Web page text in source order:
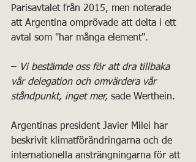
Parisavtalet från 2015, men noterade
att Argentina omprövade att delta i ett
avtal som "har många element".
– Vi bestämde oss för att dra tillbaka
vår delegation och omvärdera vår
ståndpunkt, inget mer, sade Werthein.
Argentinas president Javier Milei har
beskrivit klimatförändringarna och de
internationella ansträngningarna för att